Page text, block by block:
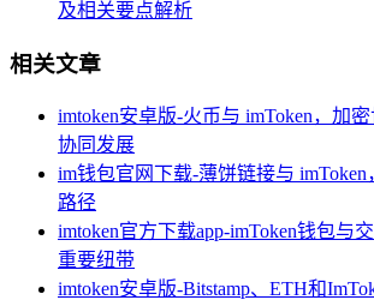
及相关要点解析
相关文章
imtoken安卓版-火币与 imToken，加
协同发展
im钱包官网下载-薄饼链接与
路径
imtoken官方下载app-imToken钱包与
重要纽带
imtoken安卓版-Bitstamp、ETH和